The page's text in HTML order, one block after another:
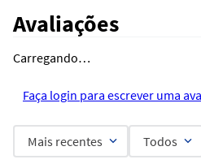
Avaliações
Carregando…
Faça login para escrever uma
Mais recentes Todos